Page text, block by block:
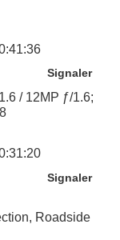
Signaler
/ 12MP ƒ/1.6;
Signaler
Roadside